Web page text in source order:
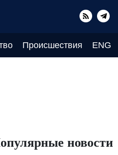
Происшествия ENG
новости